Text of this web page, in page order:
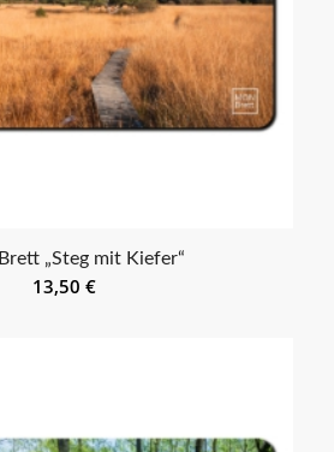
„Steg mit Kiefer“
13,50€